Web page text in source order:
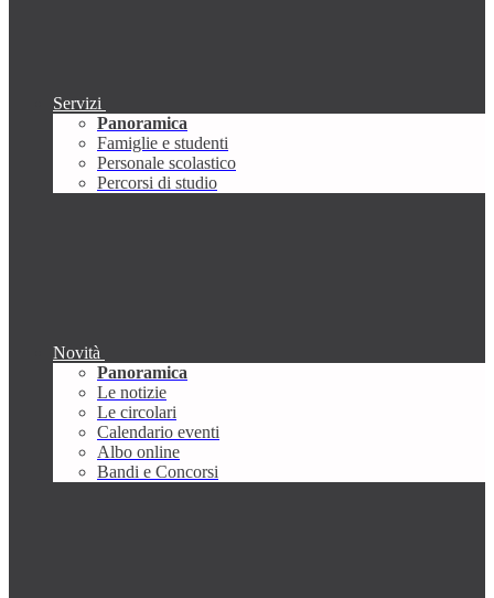
Servizi
Panoramica
Famiglie e studenti
Personale scolastico
Percorsi di studio
Novità
Panoramica
Le notizie
Le circolari
Calendario eventi
Albo online
Bandi e Concorsi